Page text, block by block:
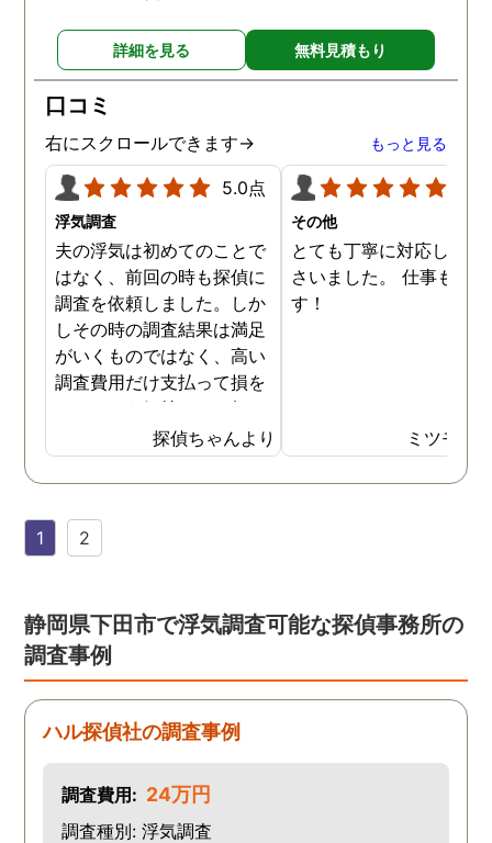
詳細を見る 無料見積もり
口コミ
右にスクロールできます→ もっと見る
5.0点
浮気調査
夫の浮気は初めてのことで
はなく、前回の時も探偵に
調査を依頼しました。しか
しその時の調査結果は満足
がいくものではなく、高い
調査費用だけ支払って損を
したという気持ちで一杯で
した。今回また夫の浮気疑
惑が浮上し、今度こそは探
偵選びにも気を遣いまし
せの段階から「ここなら安
査期間の間に動かぬ証拠を
いくつも掴んできてくれま
した。追加の調査費用など
もなく、探偵選びの重要さ
を感じました。
探偵ちゃんより
その他
とても丁寧に対応してく
さいました。 仕事も満
す！
ミツモア
1 2
静岡県下田市で浮気調査可能な探偵事務所の
調査事例
ハル探偵社の調査事例
調査費用: 24万円
調査種別: 浮気調査